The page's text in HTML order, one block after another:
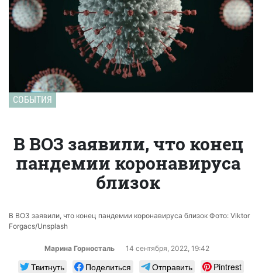
СОБЫТИЯ
В ВОЗ заявили, что конец
пандемии коронавируса
близок
В ВОЗ заявили, что конец пандемии коронавируса близок Фото: Viktor
Forgacs/Unsplash
Марина Горносталь 14 сентября, 2022, 19:42
Твитнуть Поделиться Отправить
Pintrest